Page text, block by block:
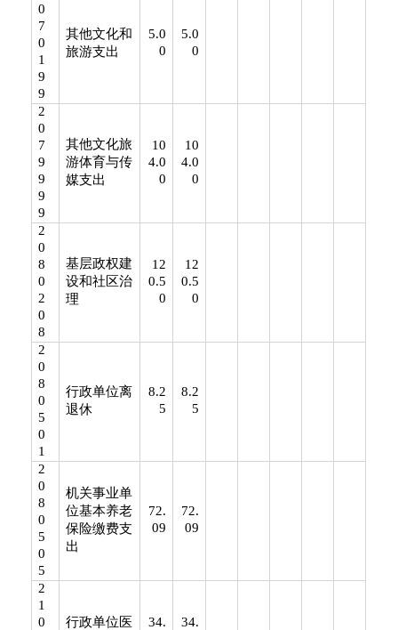
0
7
0
1
9
9
其他文化和
旅游支出
5.0
0
5.0
0
2
0
7
9
9
9
9
其他文化旅
游体育与传
媒支出
10
4.0
0
10
4.0
0
2
0
8
0
2
0
8
基层政权建
设和社区治
理
12
0.5
0
12
0.5
0
2
0
8
0
5
0
1
行政单位离
退休
8.2
5
8.2
5
2
0
8
0
5
0
5
机关事业单
位基本养老
保险缴费支
出
72.
09
72.
09
2
1
0
行政单位医
34.
34.